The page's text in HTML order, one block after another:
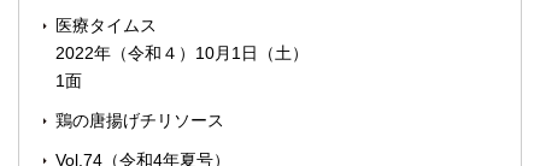
医療タイムス
2022年（令和４）10月1日（土）
1面
鶏の唐揚げチリソース
Vol.74（令和4年夏号）